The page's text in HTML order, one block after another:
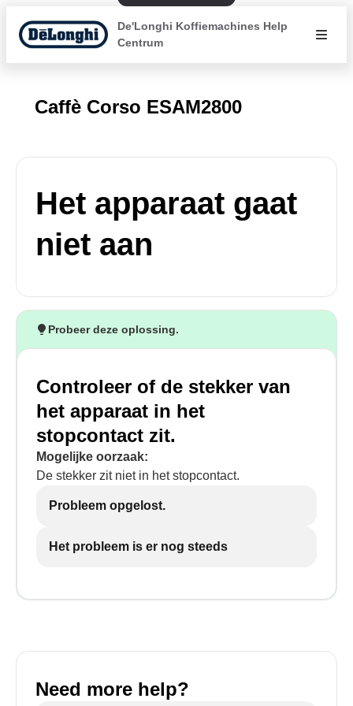
De'Longhi Koffiemachines Help
Centrum
Caffè Corso ESAM2800
Het apparaat gaat
niet aan
Probeer deze oplossing.
Controleer of de stekker van
het apparaat in het
stopcontact zit.
Mogelijke oorzaak:
De stekker zit niet in het stopcontact.
Probleem opgelost.
Het probleem is er nog steeds
Need more help?